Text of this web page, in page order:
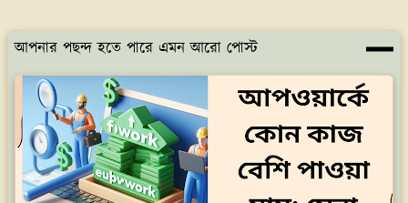
আপনার পছন্দ হতে পারে এমন আরো পোস্ট